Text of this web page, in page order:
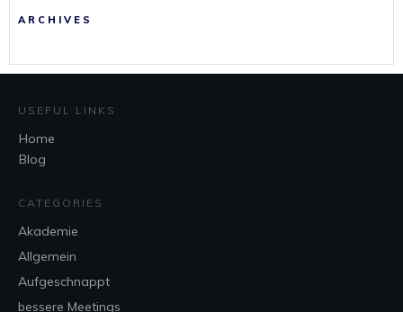
ARCHIVES
USEFUL LINKS
Home
Blog
CATEGORIES
Akademie
Allgemein
Aufgeschnappt
bessere Meetings